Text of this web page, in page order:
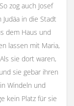
zog auch Josef
in die Stadt
dem Haus und
lassen mit Maria,
sie dort waren,
sie gebar ihren
Windeln und
kein Platz für sie